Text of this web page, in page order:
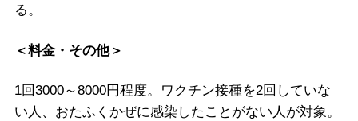
る。
＜料金・その他＞
1回3000～8000円程度。ワクチン接種を2回していな
い人、おたふくかぜに感染したことがない人が対象。